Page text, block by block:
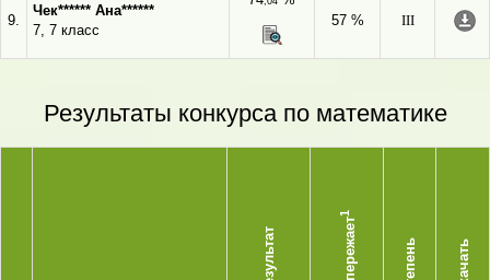
9.
Чек****** Ана******
7, 7 класс
57 %
III
Результаты конкурса по математике
Результат Опережает
1
Степень Скачать